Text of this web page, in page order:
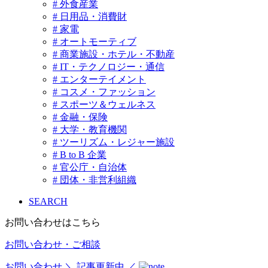
# 外食産業
# 日用品・消費財
# 家電
# オートモーティブ
# 商業施設・ホテル・不動産
# IT・テクノロジー・通信
# エンターテイメント
# コスメ・ファッション
# スポーツ＆ウェルネス
# 金融・保険
# 大学・教育機関
# ツーリズム・レジャー施設
# B to B 企業
# 官公庁・自治体
# 団体・非営利組織
SEARCH
お問い合わせはこちら
お問い合わせ・ご相談